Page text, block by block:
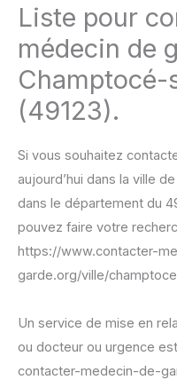
Liste pour
médecin de
Champtocé-
(49123).
Si vous souhaitez
aujourd’hui dans la ville
dans le département du
pouvez faire votre
https://www.contacter-
garde.org/ville/
Un service de mise en
ou docteur ou urgence
contacter-medecin-de-